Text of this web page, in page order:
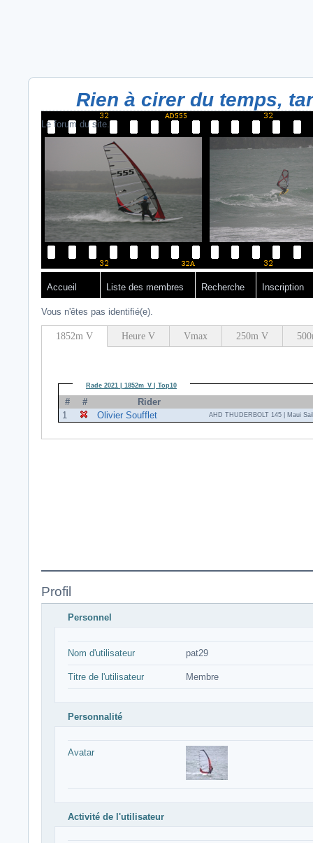
Rien à cirer du temps,
Le forum du site.
Accueil Liste des membres Recherche Inscription
Vous n'êtes pas identifié(e).
1852m V Heure V Vmax 250m V
Rade 2021 | 1852m_V | Top10
# #
Rider
1
Olivier Soufflet AHD THUDERBOLT 145 | Maui
Profil
Personnel
Nom d'utilisateur pat29
Titre de l'utilisateur Membre
Personnalité
Avatar
Activité de l'utilisateur